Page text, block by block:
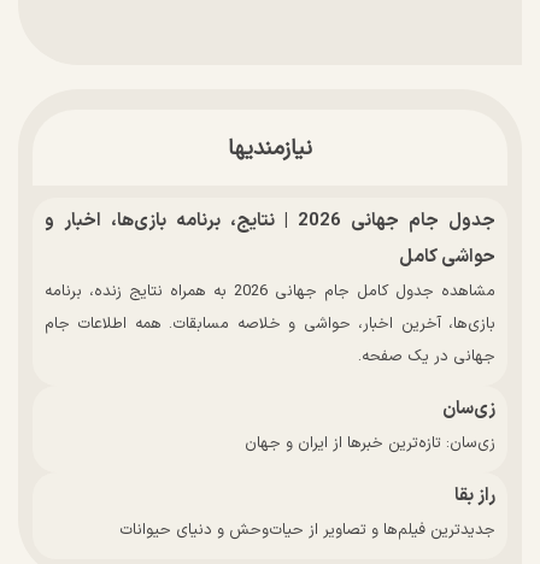
نیازمندیها
جدول جام جهانی 2026 | نتایج، برنامه بازی‌ها، اخبار و
حواشی کامل
مشاهده جدول کامل جام جهانی 2026 به همراه نتایج زنده، برنامه
بازی‌ها، آخرین اخبار، حواشی و خلاصه مسابقات. همه اطلاعات جام
جهانی در یک صفحه.
زی‌سان
زی‌سان: تازه‌ترین خبرها از ایران و جهان
راز بقا
جدیدترین فیلم‌ها و تصاویر از حیات‌وحش و دنیای حیوانات